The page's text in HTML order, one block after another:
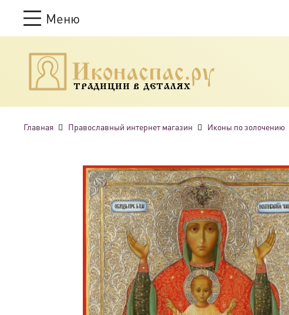
Меню
ТРАДИЦИИ В ДЕТАЛЯХ
Главная Православный интернет магазин Иконы по золочению